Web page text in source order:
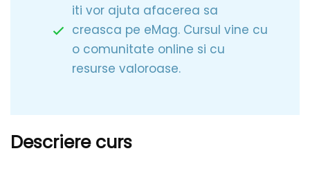
iti vor ajuta afacerea sa
creasca pe eMag. Cursul vine cu
o comunitate online si cu
resurse valoroase.
Descriere curs